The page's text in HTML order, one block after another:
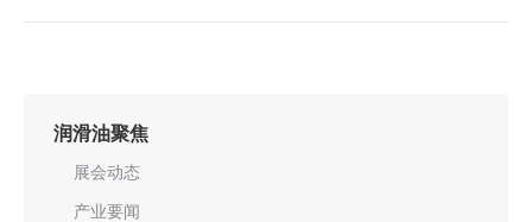
润滑油聚焦
展会动态
产业要闻